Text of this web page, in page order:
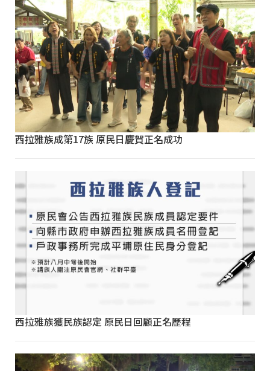
西拉雅族成第17族 原民日慶賀正名成功
西拉雅族獲民族認定 原民日回顧正名歷程